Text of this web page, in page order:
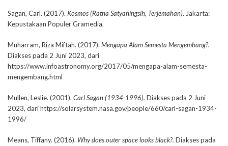
Sagan, Carl. (2017). Kosmos (Ratna Satyaningsih, Terjemahan). Jakarta:
Kepustakaan Populer Gramedia.
Muharram, Riza Miftah. (2017). Mengapa Alam Semesta Mengembang?.
Diakses pada 2 Juni 2023, dari
https://www.infoastronomy.org/2017/05/mengapa-alam-semesta-
mengembang.html
Mullen, Leslie. (2001). Carl Sagan (1934-1996). Diakses pada 2 Juni
2023, dari https://solarsystem.nasa.gov/people/660/carl-sagan-1934-
1996/
Means, Tiffany. (2016). Why does outer space looks black?. Diakses pada